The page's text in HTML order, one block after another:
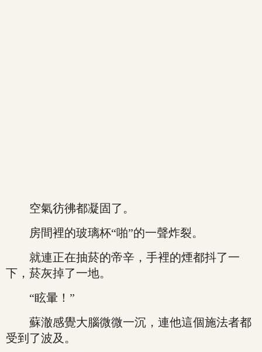
空氣彷彿都凝固了。
房間裡的玻璃杯“啪”的一聲炸裂。
就連正在抽菸的帝辛，手裡的煙都抖了一
下，菸灰掉了一地。
“眩暈！”
蘇澈感覺大腦微微一沉，連他這個施法者都
受到了波及。